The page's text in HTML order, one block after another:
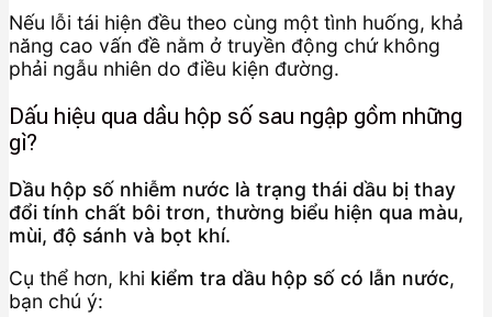
Nếu lỗi tái hiện đều theo cùng một tình huống, khả
năng cao vấn đề nằm ở truyền động chứ không
phải ngẫu nhiên do điều kiện đường.
Dấu hiệu qua dầu hộp số sau ngập gồm những
gì?
Dầu hộp số nhiễm nước là trạng thái dầu bị thay
đổi tính chất bôi trơn, thường biểu hiện qua màu,
mùi, độ sánh và bọt khí.
Cụ thể hơn, khi kiểm tra dầu hộp số có lẫn nước,
bạn chú ý: